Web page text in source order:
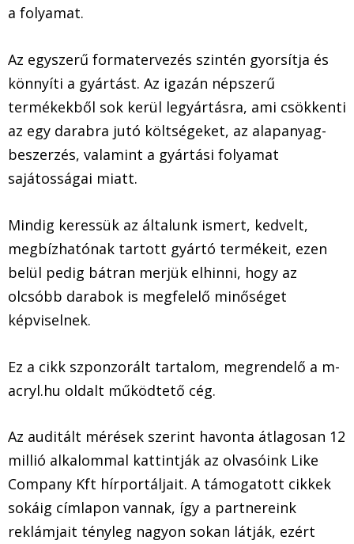
a folyamat.
Az egyszerű formatervezés szintén gyorsítja és
könnyíti a gyártást. Az igazán népszerű
termékekből sok kerül legyártásra, ami csökkenti
az egy darabra jutó költségeket, az alapanyag-
beszerzés, valamint a gyártási folyamat
sajátosságai miatt.
Mindig keressük az általunk ismert, kedvelt,
megbízhatónak tartott gyártó termékeit, ezen
belül pedig bátran merjük elhinni, hogy az
olcsóbb darabok is megfelelő minőséget
képviselnek.
Ez a cikk szponzorált tartalom, megrendelő a m-
acryl.hu oldalt működtető cég.
Az auditált mérések szerint havonta átlagosan 12
millió alkalommal kattintják az olvasóink Like
Company Kft hírportáljait. A támogatott cikkek
sokáig címlapon vannak, így a partnereink
reklámjait tényleg nagyon sokan látják, ezért